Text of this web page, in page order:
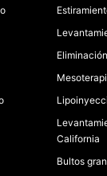
California
Bultos